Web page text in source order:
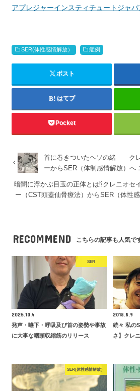
アプレジャーインスティチュートジャパ
SER(体性感情解放） 症例
ポスト
はてブ
Pocket
首に巻きついたヘソの緒 ク
ーからSER（体制感情解放）へ
暗闇に浮かぶ目玉の正体とは⁉️クレニオセ
ー（CST頭蓋仙骨療法）からSER（体性
RECOMMEND こちらの記事も人気で
SER
2025.10.4
発声・嚥下・呼吸及び首の姿勢や事故
に大事な咽頭収縮筋のリリース
2018.8.9
続々 私の
さ】クレ
SER(体性感情解放）